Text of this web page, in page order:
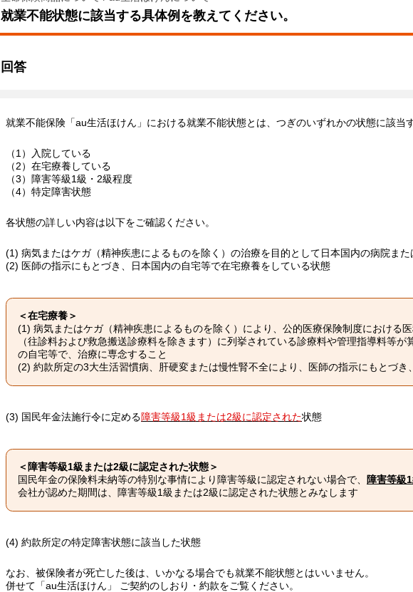
就業不能状態に該当する具体例を教えてください。
回答
就業不能保険「au生活ほけん」における就業不能状態とは、つぎのいずれかの状態に該当
（1）入院している
（2）在宅療養している
（3）障害等級1級・2級程度
（4）特定障害状態
各状態の詳しい内容は以下をご確認ください。
(1) 病気またはケガ（精神疾患によるものを除く）の治療を目的として日本国内の病院ま
(2) 医師の指示にもとづき、日本国内の自宅等で在宅療養をしている状態
＜在宅療養＞
(1) 病気またはケガ（精神疾患によるものを除く）により、公的医療保険制度における
（往診料および救急搬送診療料を除きます）に列挙されている診療料や管理指導料等
の自宅等で、治療に専念すること
(2) 約款所定の3大生活習慣病、肝硬変または慢性腎不全により、医師の指示にもとづき
(3) 国民年金法施行令に定める障害等級1級または2級に認定された状態
＜障害等級1級または2級に認定された状態＞
国民年金の保険料未納等の特別な事情により障害等級に認定されない場合で、
障害等級
会社が認めた期間は、障害等級1級または2級に認定された状態とみなします
(4) 約款所定の特定障害状態に該当した状態
なお、被保険者が死亡した後は、いかなる場合でも就業不能状態とはいいません。
併せて「au生活ほけん」 ご契約のしおり・約款をご覧ください。